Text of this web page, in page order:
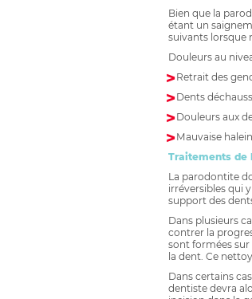
Bien que la
étant un
suivants lorsque
Douleurs au
Retrait des
Dents
Douleurs aux
Mauvaise
Traitements de
La parodontite
irréversibles qui
support des
Dans plusieurs
contrer la
sont formées sur
la dent. Ce
Dans certains
dentiste devra